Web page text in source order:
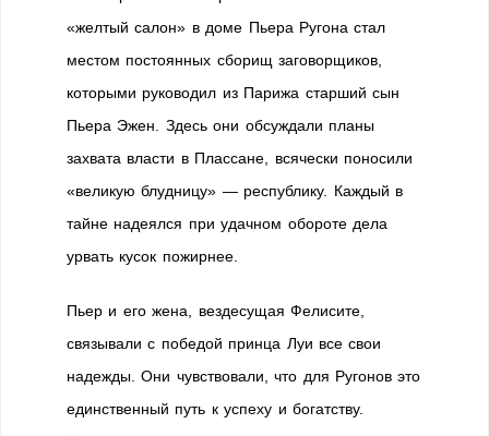
«желтый салон» в доме Пьера Ругона стал
местом постоянных сборищ заговорщиков,
которыми руководил из Парижа старший сын
Пьера Эжен. Здесь они обсуждали планы
захвата власти в Плассане, всячески поносили
«великую блудницу» — республику. Каждый в
тайне надеялся при удачном обороте дела
урвать кусок пожирнее.
Пьер и его жена, вездесущая Фелисите,
связывали с победой принца Луи все свои
надежды. Они чувствовали, что для Ругонов это
единственный путь к успеху и богатству.